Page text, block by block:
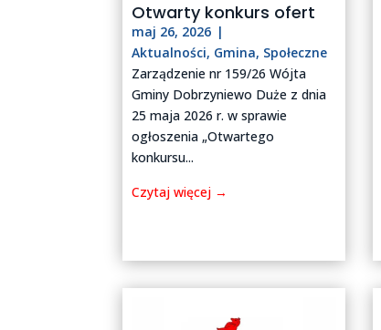
Otwarty konkurs ofert
maj 26, 2026 |
Aktualności, Gmina, Społeczne
Zarządzenie nr 159/26 Wójta
Gminy Dobrzyniewo Duże z dnia
25 maja 2026 r. w sprawie
ogłoszenia „Otwartego
konkursu...
Czytaj więcej →